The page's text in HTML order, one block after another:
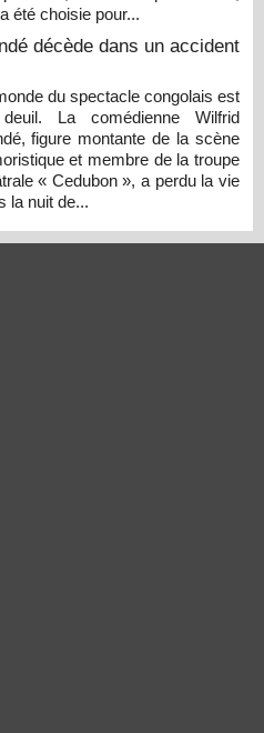
été choisie pour...
décède dans un accident
du spectacle congolais est
La comédienne Wilfrid
figure montante de la scène
et membre de la troupe
« Cedubon », a perdu la vie
la nuit de...